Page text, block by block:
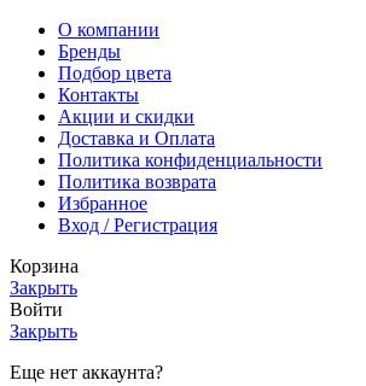
О компании
Бренды
Подбор цвета
Контакты
Акции и скидки
Доставка и Оплата
Политика конфиденциальности
Политика возврата
Избранное
Вход / Регистрация
Корзина
Закрыть
Войти
Закрыть
Еще нет аккаунта?